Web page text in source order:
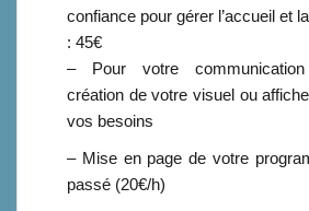
confiance pour gérer l’accueil et
: 45€
– Pour votre
création de votre visuel ou
vos besoins
– Mise en page de votre
passé (20€/h)